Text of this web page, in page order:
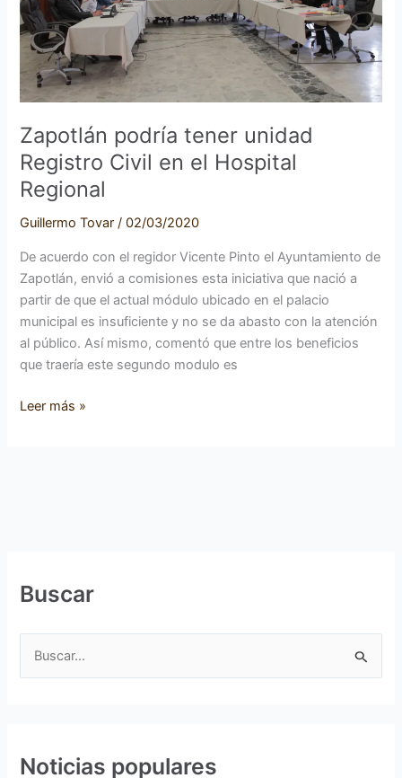
Zapotlán podría tener unidad
Registro Civil en el Hospital
Regional
Guillermo Tovar/02/03/2020
De acuerdo con el regidor Vicente Pinto el Ayuntamiento de
Zapotlán, envió a comisiones esta iniciativa que nació a
partir de que el actual módulo ubicado en el palacio
municipal es insuficiente y no se da abasto con la atención
al público. Así mismo, comentó que entre los beneficios
que traería este segundo modulo es
el
Hospital
Regional
Leer más »
Buscar
a
Noticias populares